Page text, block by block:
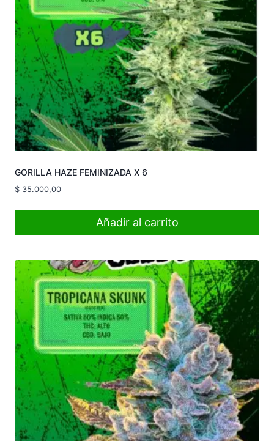
GORILLA HAZE FEMINIZADA X 6
$ 35.000,00
Añadir al carrito